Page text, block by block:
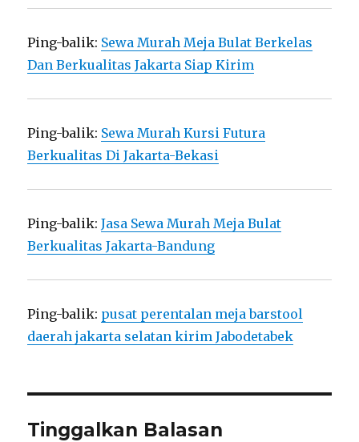
Ping-balik: Sewa Murah Meja Bulat Berkelas
Dan Berkualitas Jakarta Siap Kirim
Ping-balik: Sewa Murah Kursi Futura
Berkualitas Di Jakarta-Bekasi
Ping-balik:Jasa Sewa Murah Meja Bulat
Berkualitas Jakarta-Bandung
Ping-balik: pusat perentalan meja barstool
daerah jakarta selatan kirim Jabodetabek
Tinggalkan Balasan